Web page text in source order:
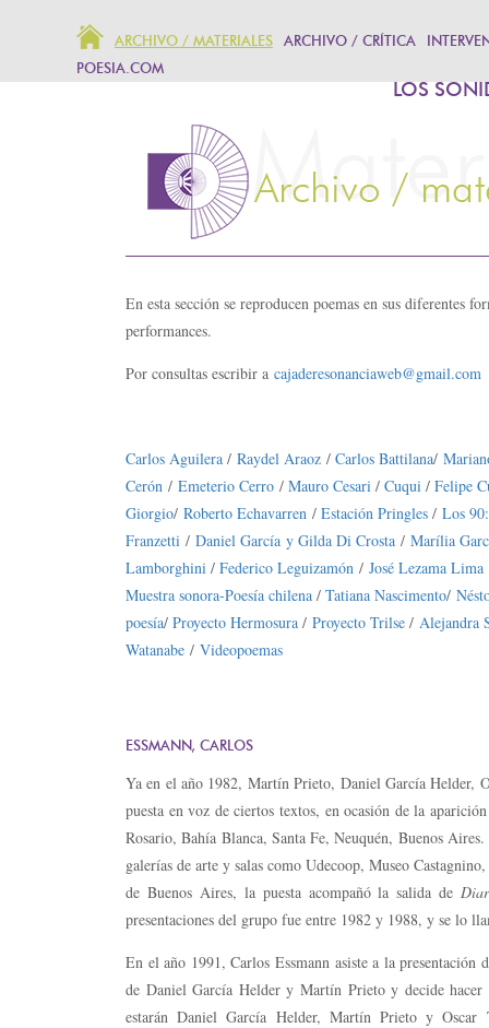
ARCHIVO / MATERIALES ARCHIVO / CRÍTICA
POESIA.COM
LOS
En esta sección se reproducen poemas en sus diferentes
performances.
Por consultas escribir a cajaderesonanciaweb@gmail.com
Carlos Aguilera / Raydel Araoz / Carlos Battilana/
Cerón / Emeterio Cerro / Mauro Cesari / Cuqui / Felipe
Giorgio/ Roberto Echavarren / Estación Pringles / Los
Franzetti / Daniel García y Gilda Di Crosta / Marília
Lamborghini / Federico Leguizamón / José Lezama Lima
Muestra sonora-Poesía chilena / Tatiana Nascimento/
poesía/ Proyecto Hermosura / Proyecto Trilse / Alejandra
Watanabe / Videopoemas
ESSMANN, CARLOS
Ya en el año 1982, Martín Prieto, Daniel García Helder,
puesta en voz de ciertos textos, en ocasión de la
Rosario, Bahía Blanca, Santa Fe, Neuquén, Buenos
galerías de arte y salas como Udecoop, Museo
de Buenos Aires, la puesta acompañó la salida de
presentaciones del grupo fue entre 1982 y 1988, y se lo
En el año 1991, Carlos Essmann asiste a la
de Daniel García Helder y Martín Prieto y decide
estarán Daniel García Helder, Martín Prieto y Oscar